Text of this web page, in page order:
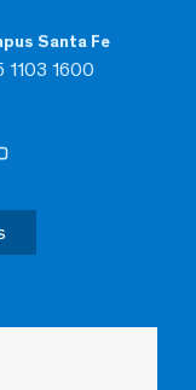
Santa Fe
1103 1600